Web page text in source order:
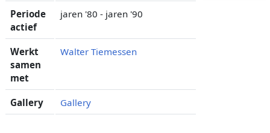
Periode
actief
jaren '80 - jaren '90
Werkt
samen
met
Walter Tiemessen
Gallery Gallery